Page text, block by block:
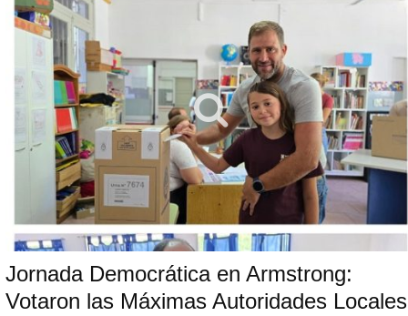
Jornada Democrática en Armstrong:
Votaron las Máximas Autoridades Locales